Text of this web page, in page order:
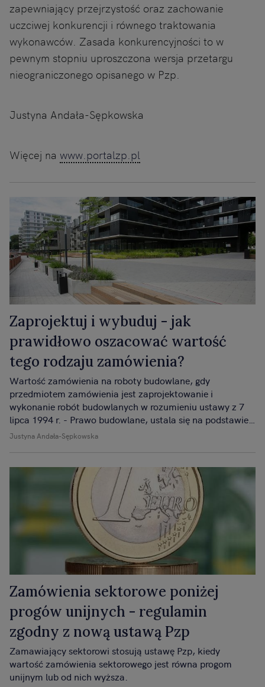
zapewniający przejrzystość oraz zachowanie
uczciwej konkurencji i równego traktowania
wykonawców. Zasada konkurencyjności to w
pewnym stopniu uproszczona wersja przetargu
nieograniczonego opisanego w Pzp.
Justyna Andała-Sępkowska
Więcej na www.portalzp.pl
Zaprojektuj i wybuduj - jak
prawidłowo oszacować wartość
tego rodzaju zamówienia?
Justyna Andała-Sępkowska
Wartość zamówienia na roboty budowlane, gdy
przedmiotem zamówienia jest zaprojektowanie i
wykonanie robót budowlanych w rozumieniu ustawy z 7
lipca 1994 r. - Prawo budowlane, ustala się na podstawie
planowanych kosztów prac projektowych oraz
Zamówienia sektorowe poniżej
progów unijnych - regulamin
zgodny z nową ustawą Pzp
Zamawiający sektorowi stosują ustawę Pzp, kiedy
wartość zamówienia sektorowego jest równa progom
unijnym lub od nich wyższa.